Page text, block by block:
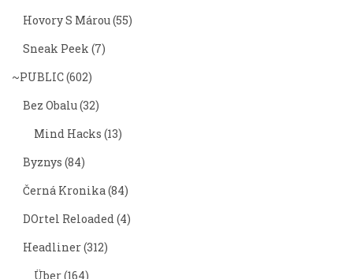
Hovory S Márou(55)
Sneak Peek (7)
~PUBLIC(602)
Bez Obalu(32)
Mind Hacks (13)
Byznys (84)
Černá Kronika (84)
DOrtel Reloaded (4)
Headliner(312)
Über(164)